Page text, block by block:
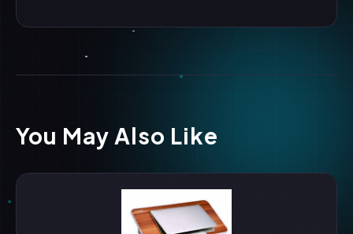
You May Also Like